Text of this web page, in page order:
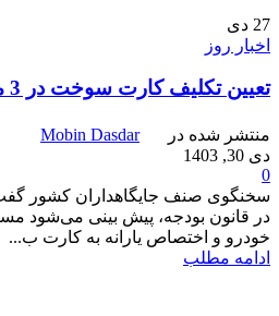
27 دی
اخبار روز
تعیین تکلیف کارت سوخت در 3 ماهه اول 1404
منتشر شده در
Mobin Dasdar
دی 30, 1403
0
سخنگوی صنف جایگاهداران کشور
در قانون بودجه، پیش بینی می‌شود
خودرو و اختصاص یارانه به کارت ب...
ادامه مطلب